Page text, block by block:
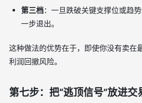
第三档：一旦跌破关键支撑位或趋
一步退出。
这种做法的优势在于，即使你没有卖在
利润回撤风险。
第七步：把“逃顶信号”放进交